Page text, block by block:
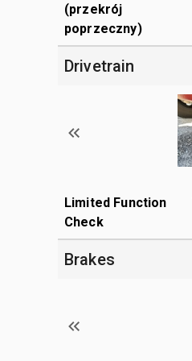
(przekrój
poprzeczny)
Drivetrain
Limited Function
Check
Brakes